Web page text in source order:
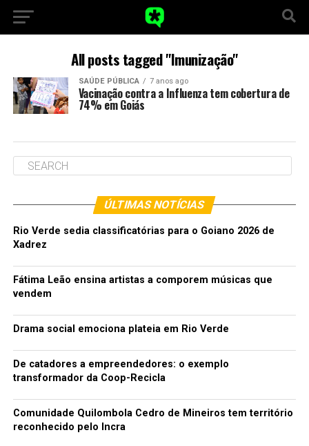
All posts tagged "Imunização"
SAÚDE PÚBLICA 7 anos ago
Vacinação contra a Influenza tem cobertura de
74% em Goiás
ÚLTIMAS NOTÍCIAS
Rio Verde sedia classificatórias para o Goiano 2026 de
Xadrez
Fátima Leão ensina artistas a comporem músicas que
vendem
Drama social emociona plateia em Rio Verde
De catadores a empreendedores: o exemplo
transformador da Coop-Recicla
Comunidade Quilombola Cedro de Mineiros tem território
reconhecido pelo Incra